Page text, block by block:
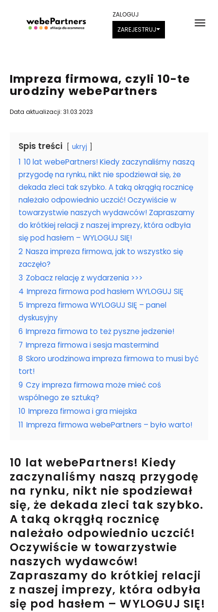
ZALOGUJ
ZAREJESTRUJ
Impreza firmowa, czyli 10-te
urodziny webePartners
Data aktualizacji: 31.03.2023
Spis treści ukryj
1 10 lat webePartners! Kiedy zaczynaliśmy naszą
przygodę na rynku, nikt nie spodziewał się, że
dekada zleci tak szybko. A taką okrągłą rocznicę
należało odpowiednio uczcić! Oczywiście w
towarzystwie naszych wydawców! Zapraszamy
do krótkiej relacji z naszej imprezy, która odbyła
się pod hasłem – WYLOGUJ SIĘ!
2 Nasza impreza firmowa, jak to wszystko się
zaczęło?
3 Zobacz relację z wydarzenia >>>
4 Impreza firmowa pod hasłem WYLOGUJ SIĘ
5 Impreza firmowa WYLOGUJ SIĘ – panel
dyskusyjny
6 Impreza firmowa to też pyszne jedzenie!
7 Impreza firmowa i sesja mastermind
8 Skoro urodzinowa impreza firmowa to musi być
tort!
9 Czy impreza firmowa może mieć coś
wspólnego ze sztuką?
10 Impreza firmowa i gra miejska
11 Impreza firmowa webePartners – było warto!
10 lat webePartners! Kiedy
zaczynaliśmy naszą przygodę
na rynku, nikt nie spodziewał
się, że dekada zleci tak szybko.
A taką okrągłą rocznicę
należało odpowiednio uczcić!
Oczywiście w towarzystwie
naszych wydawców!
Zapraszamy do krótkiej relacji
z naszej imprezy, która odbyła
się pod hasłem – WYLOGUJ SIĘ!